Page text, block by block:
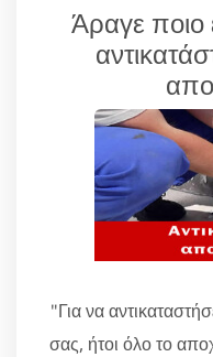
Άραγε ποιο
"Για να
σας, ήτοι όλο το